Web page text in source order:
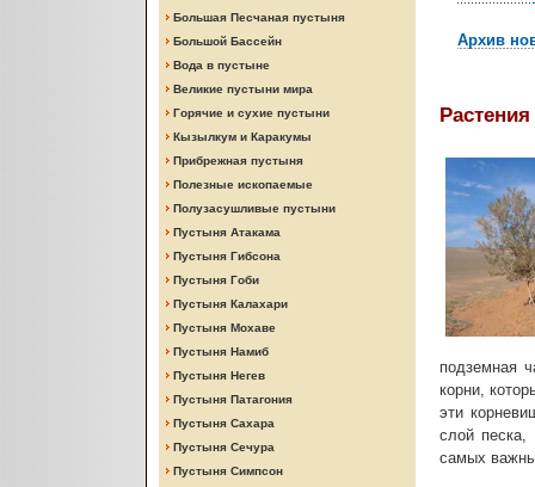
Большая Песчаная пустыня
Большой Бассейн
Вода в пустыне
Великие пустыни мира
Горячие и сухие пустыни
Кызылкум и Каракумы
Прибрежная пустыня
Полезные ископаемые
Полузасушливые пустыни
Пустыня Атакама
Пустыня Гибсона
Пустыня Гоби
Пустыня Калахари
Пустыня Мохаве
Пустыня Намиб
Пустыня Негев
Пустыня Патагония
Пустыня Сахара
Пустыня Сечура
Пустыня Симпсон
Архив
подземная
корни,
эти
слой
самых